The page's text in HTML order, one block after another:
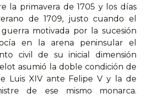
la primavera de 1705 y los días
de 1709, justo cuando el
motivada por la sucesión
en la arena peninsular el
civil de su inicial dimensión
asumió la doble condición de
Luis XIV ante Felipe V y la de
de ese mismo monarca.